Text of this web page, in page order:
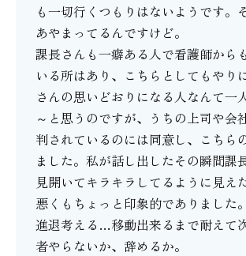
も一切行くつもりはないようです。
あやまってるんですけど。
課長さんも一癖ある人で看護師から
いる所はあり、こちらとしてもやり
さんの思いどおりになる人なんて一
～と思うのですが、うちの上司や会
判されているのには同意し、こちら
ました。私が話し出したその瞬間課
見開いてキラキラしてるように見え
悪くもちょっと印象的でありました
進退考える…移動出来るまで耐えて
者やらないか、辞めるか。